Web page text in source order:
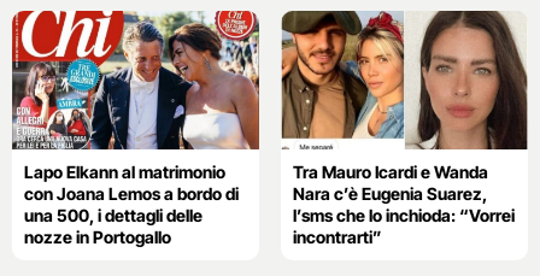
Lapo Elkann al matrimonio
con Joana Lemos a bordo di
una 500, i dettagli delle
nozze in Portogallo
Tra Mauro Icardi e Wanda
Nara c’è Eugenia Suarez,
l’sms che lo inchioda: “Vorrei
incontrarti”